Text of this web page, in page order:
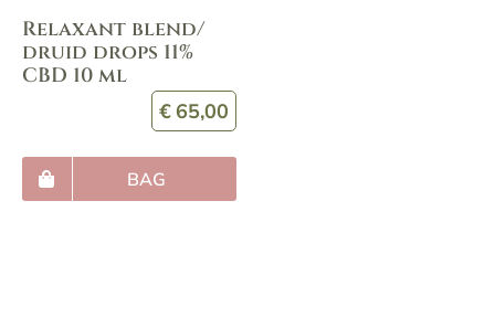
Relaxant blend/
druid drops 11%
CBD 10 ml
€ 65,00
BAG